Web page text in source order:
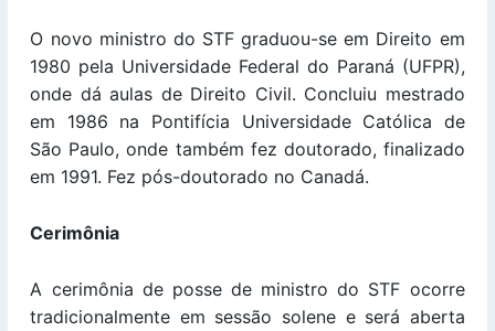
O novo ministro do STF graduou-se em Direito em
1980 pela Universidade Federal do Paraná (UFPR),
onde dá aulas de Direito Civil. Concluiu mestrado
em 1986 na Pontifícia Universidade Católica de
São Paulo, onde também fez doutorado, finalizado
em 1991. Fez pós-doutorado no Canadá.
Cerimônia
A cerimônia de posse de ministro do STF ocorre
tradicionalmente em sessão solene e será aberta